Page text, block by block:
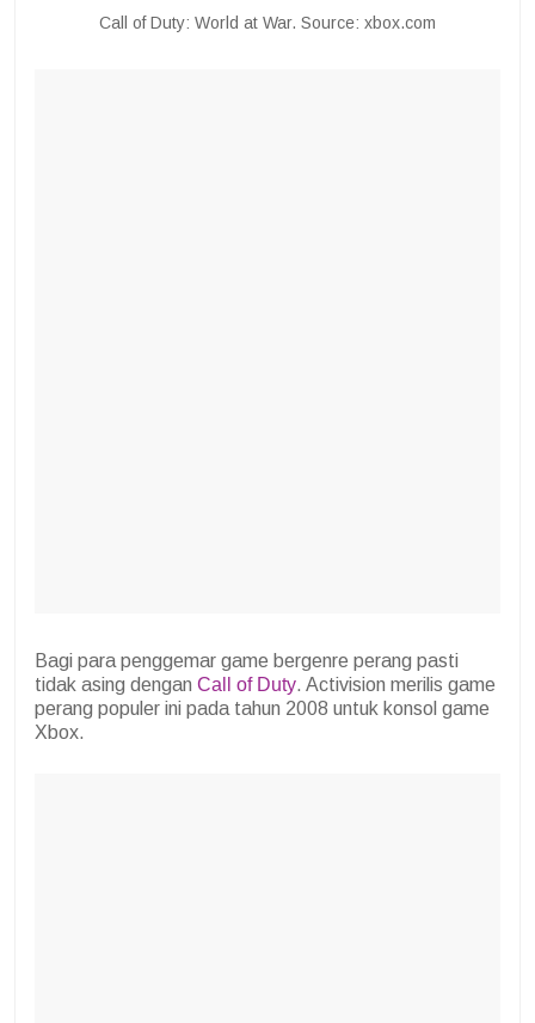
Call of Duty: World at War. Source: xbox.com
Bagi para penggemar game bergenre perang pasti
tidak asing dengan Call of Duty. Activision merilis game
perang populer ini pada tahun 2008 untuk konsol game
Xbox.